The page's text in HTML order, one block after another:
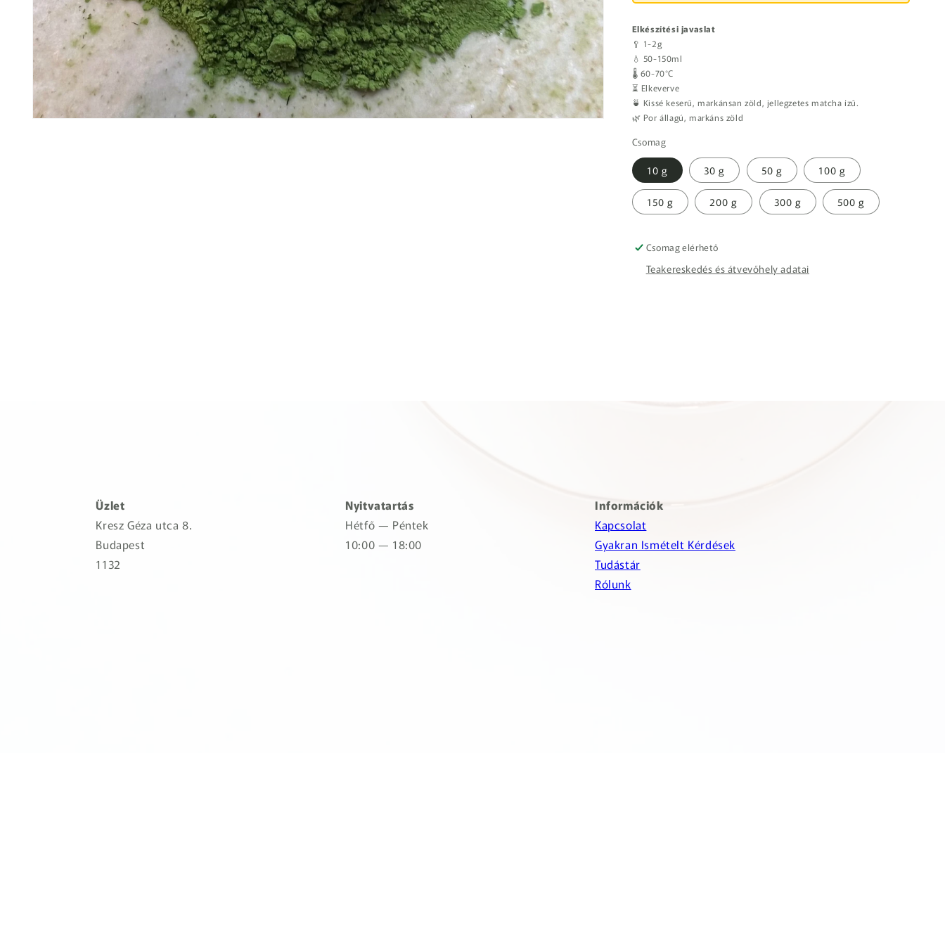
Elkészítési javaslat
🥄 1-2g
💧 50-150ml
🌡️ 60-70°C
⏳ Elkeverve
🍵 Kissé keserű, markánsan zöld, jellegzetes matcha ízű.
🌿 Por állagú, markáns zöld
Csomag
10 g 30 g 50 g 100 g
150 g 200 g 300 g 500 g
Csomag elérhető
Teakereskedés és átvevőhely adatai
Üzlet
Kresz Géza utca 8.
Budapest
1132
Nyitvatartás
Hétfő — Péntek
10:00 — 18:00
Információk
Kapcsolat
Gyakran Ismételt Kérdések
Tudástár
Rólunk